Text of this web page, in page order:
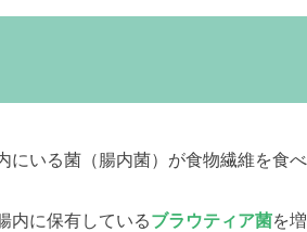
いる菌（腸内菌）が食物繊維を食
内に保有しているブラウティア菌を